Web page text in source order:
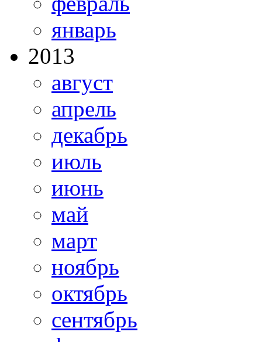
январь
2013
август
апрель
декабрь
июль
июнь
май
март
ноябрь
октябрь
сентябрь